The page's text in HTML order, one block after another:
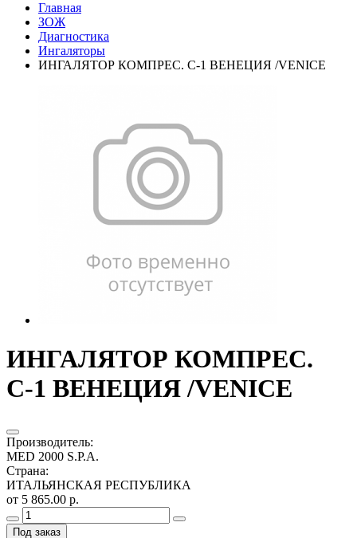
Главная
ЗОЖ
Диагностика
Ингаляторы
ИНГАЛЯТОР КОМПРЕС. С-1 ВЕНЕЦИЯ /VENICE
ИНГАЛЯТОР КОМПРЕС.
С-1 ВЕНЕЦИЯ /VENICE
Производитель:
MED 2000 S.P.A.
Страна:
ИТАЛЬЯНСКАЯ РЕСПУБЛИКА
от 5 865.00 р.
Под заказ